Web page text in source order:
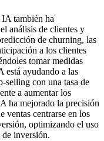
IA también ha
análisis de clientes y
de churning, las
a los clientes
tomar medidas
está ayudando a las
selling con una tasa de
a aumentar los
ha mejorado la precisión
ventas centrarse en los
optimizando el uso
de inversión.